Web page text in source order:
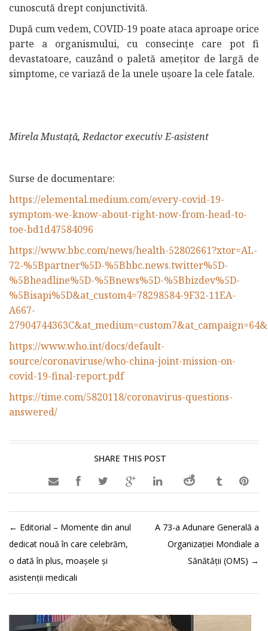
cunoscută drept conjunctivită.
După cum vedem, COVID-19 poate ataca aproape orice
parte a organismului, cu consecințe care pot fi
devastatoare, cauzând o paletă amețitor de largă de
simptome, ce variază de la unele ușoare la cele fatale.
Mirela Mustață, Redactor executiv E-asistent
Surse de documentare:
https://elemental.medium.com/every-covid-19-
symptom-we-know-about-right-now-from-head-to-
toe-bd1d47584096
https://www.bbc.com/news/health-52802661?xtor=AL-
72-%5Bpartner%5D-%5Bbbc.news.twitter%5D-
%5Bheadline%5D-%5Bnews%5D-%5Bbizdev%5D-
%5Bisapi%5D&at_custom4=78298584-9F32-11EA-
A667-
https://www.who.int/docs/default-
source/coronaviruse/who-china-joint-mission-on-
covid-19-final-report.pdf
https://time.com/5820118/coronavirus-questions-
answered/
SHARE THIS POST

← Editorial – Momente din anul
dedicat nouă în care celebrăm,
o dată în plus, moașele și
asistenții medicali
A 73-a Adunare Generală a
Organizației Mondiale a
Sănătății (OMS) →